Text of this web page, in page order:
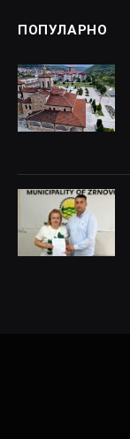
ПОПУЛАРНО